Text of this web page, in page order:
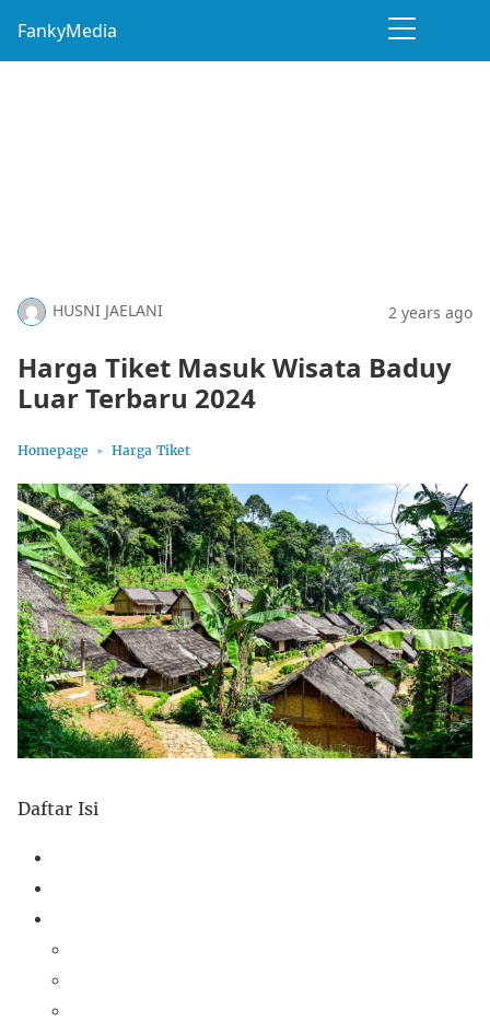
FankyMedia
HUSNI JAELANI 2 years ago
Harga Tiket Masuk Wisata Baduy
Luar Terbaru 2024
Homepage Harga Tiket
Daftar Isi